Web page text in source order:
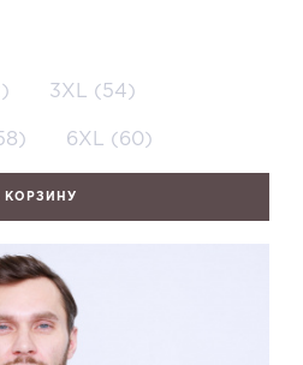
3XL (54)
6XL (60)
КОРЗИНУ